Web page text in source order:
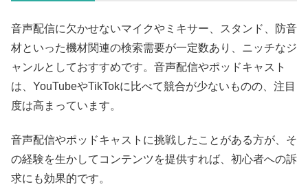
音声配信に欠かせないマイクやミキサー、スタンド、防音
材といった機材関連の検索需要が一定数あり、ニッチなジ
ャンルとしておすすめです。音声配信やポッドキャスト
は、YouTubeやTikTokに比べて競合が少ないものの、注目
度は高まっています。
音声配信やポッドキャストに挑戦したことがある方が、そ
の経験を生かしてコンテンツを提供すれば、初心者への訴
求にも効果的です。